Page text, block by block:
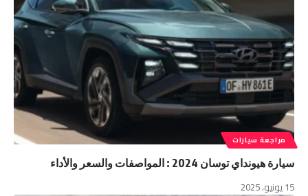
مراجعة سيارات
سيارة هيونداي توسان 2024 : المواصفات والسعر والأداء
15 يونيو، 2025